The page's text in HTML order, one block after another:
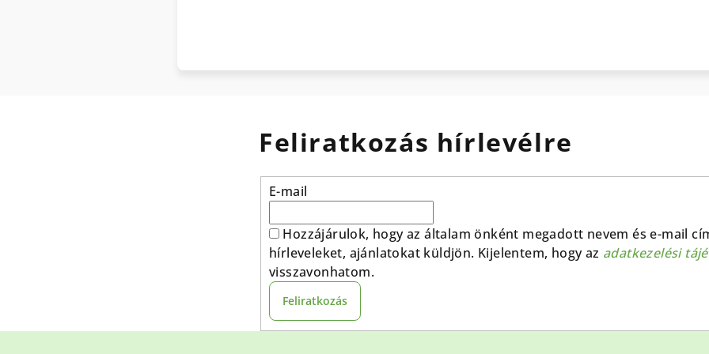
Feliratkozás hírlevélre
E-mail
Hozzájárulok, hogy az általam önként megadott nevem és e-mail
hírleveleket, ajánlatokat küldjön. Kijelentem, hogy az adatkezelési
visszavonhatom.
Feliratkozás